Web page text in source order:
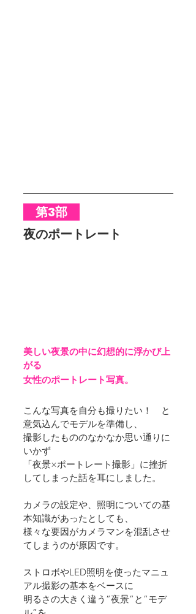
第3部
夜のポートレート
美しい夜景の中に幻想的に浮かび上
がる
女性のポートレート写真。
こんな写真を自分も撮りたい！　と
意気込んでモデルを準備し、
撮影したもののなかなか思い通りに
いかず
「夜景×ポートレート撮影」に挫折
してしまった話を耳にしました。
カメラの設定や、照明についての基
本知識があったとしても、
様々な要因がカメラマンを混乱させ
てしまうのが原因です。
ストロボやLED照明を使ったマニュ
アル撮影の基本をベースに
明るさの大きく違う”夜景”と”モデ